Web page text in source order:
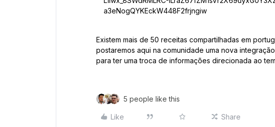
Existem mais de 50 receitas compartilhadas em
postaremos aqui na comunidade uma nova
para ter uma troca de informações direcionada ao
5 people like this
Like Share